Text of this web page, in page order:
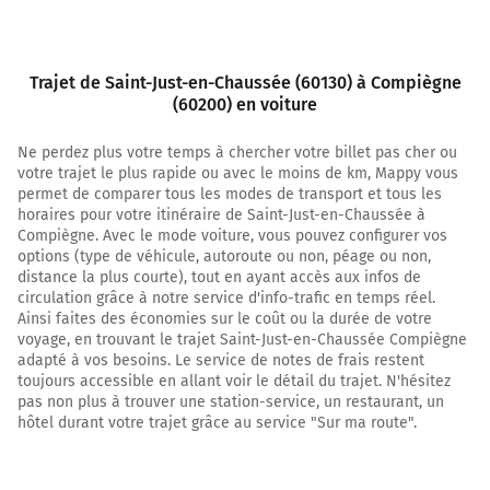
Au rond-point, prendre la 2ème sortie sur D36 et
continuer sur 4,6 kilomètres
Continuer D80 (Rue de Lachelle) sur 2,3 kilomètres
Tourner légèrement à droite sur D80 et continuer sur
5,2 kilomètres
26,8 km
Tourner à gauche sur D13 (Rue des Martyrs) et continuer
sur 35 mètres
32,1 km
32,1 km
Trajet de Saint-Just-en-Chaussée (60130) à Compiègne
(60200) en voiture
Ne perdez plus votre temps à chercher votre billet pas cher ou
votre trajet le plus rapide ou avec le moins de km, Mappy vous
permet de comparer tous les modes de transport et tous les
horaires pour votre itinéraire de Saint-Just-en-Chaussée à
Compiègne. Avec le mode voiture, vous pouvez configurer vos
options (type de véhicule, autoroute ou non, péage ou non,
distance la plus courte), tout en ayant accès aux infos de
circulation grâce à notre service d'info-trafic en temps réel.
Ainsi faites des économies sur le coût ou la durée de votre
voyage, en trouvant le trajet Saint-Just-en-Chaussée Compiègne
adapté à vos besoins. Le service de notes de frais restent
toujours accessible en allant voir le détail du trajet. N'hésitez
pas non plus à trouver une station-service, un restaurant, un
hôtel durant votre trajet grâce au service "Sur ma route".